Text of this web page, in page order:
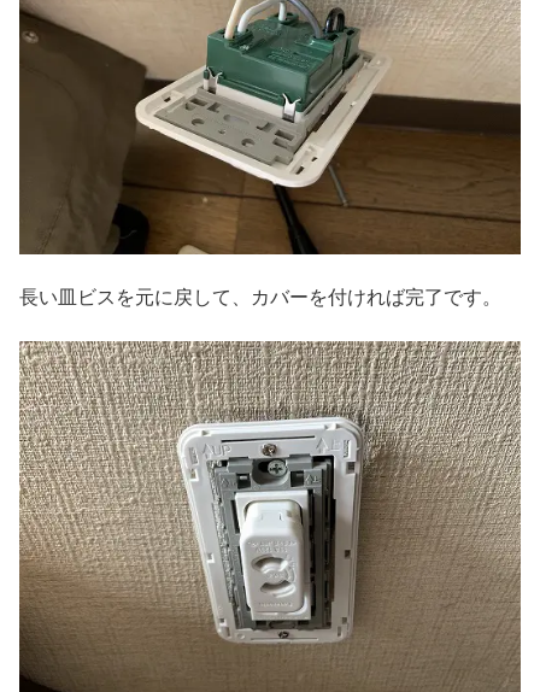
長い皿ビスを元に戻して、カバーを付ければ完了です。